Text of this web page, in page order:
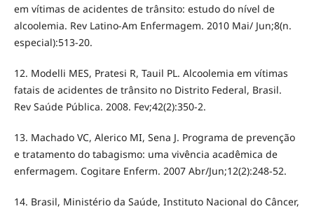
em vítimas de acidentes de trânsito: estudo do nível de
alcoolemia. Rev Latino-Am Enfermagem. 2010 Mai/ Jun;8(n.
especial):513-20.
12. Modelli MES, Pratesi R, Tauil PL. Alcoolemia em vítimas
fatais de acidentes de trânsito no Distrito Federal, Brasil.
Rev Saúde Pública. 2008. Fev;42(2):350-2.
13. Machado VC, Alerico MI, Sena J. Programa de prevenção
e tratamento do tabagismo: uma vivência acadêmica de
enfermagem. Cogitare Enferm. 2007 Abr/Jun;12(2):248-52.
14. Brasil, Ministério da Saúde, Instituto Nacional do Câncer,